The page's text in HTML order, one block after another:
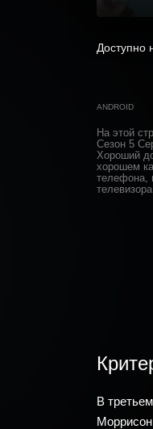
Доступно
ANDROID
На этой
Сезон 5
Хороший
хорошем
телефона,
В